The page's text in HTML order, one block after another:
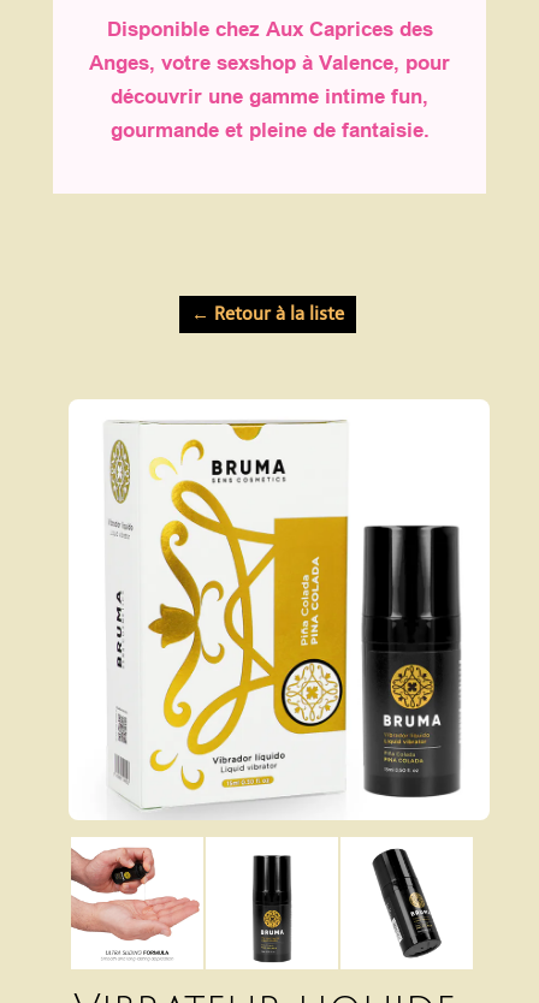
Disponible chez Aux Caprices des
Anges, votre sexshop à Valence, pour
découvrir une gamme intime fun,
gourmande et pleine de fantaisie.
← Retour à la liste